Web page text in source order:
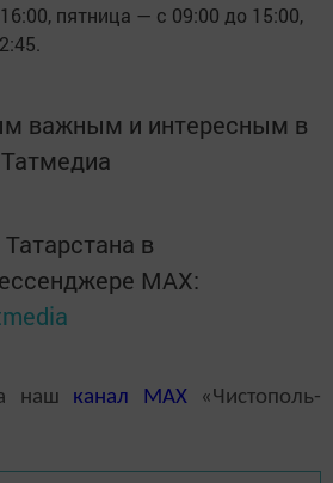
пятница — с 09:00 до 15:00,
важным и интересным в
Татмедиа
в
MАХ:
наш канал MAX«Чистополь-